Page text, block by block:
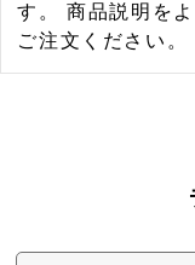
す。 商品説明を
ご注文ください。